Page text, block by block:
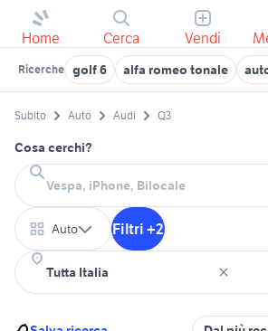
Home Cerca Vendi
Ricerche golf 6 alfa romeo tonale
Subito Auto Audi Q3
Cosa cerchi?
Auto Filtri +2